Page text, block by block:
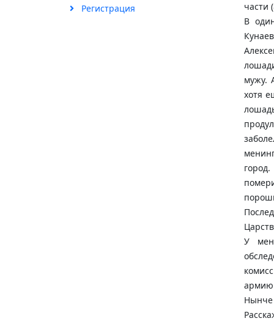
Регистрация
части
В
мужу.
хотя
У
армию
Нынче